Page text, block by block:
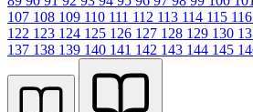
107 108 109 110 111 112 113 114 115 116
122 123 124 125 126 127 128 129 130
137 138 139 140 141 142 143 144 145